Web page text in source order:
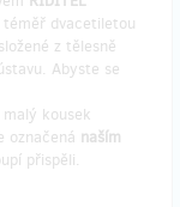
dvacetiletou
z tělesně
Abyste se
kousek
označená naším
přispěli.